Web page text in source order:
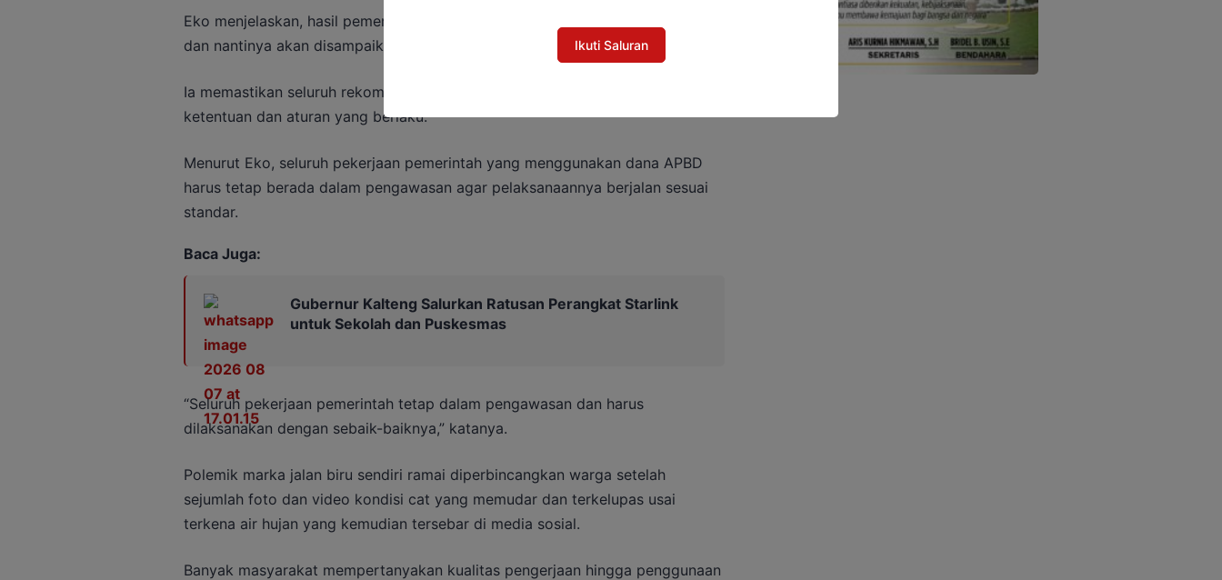
Eko menjelaskan, hasil pemeriksaan masih dalam tahap penyusunan laporan
dan nantinya akan disampaikan langsung kepada gubernur.
Ia memastikan seluruh rekomendasi yang diberikan nantinya tetap mengikuti
ketentuan dan aturan yang berlaku.
Menurut Eko, seluruh pekerjaan pemerintah yang menggunakan dana APBD
harus tetap berada dalam pengawasan agar pelaksanaannya berjalan sesuai
standar.
Baca Juga:
Gubernur Kalteng Salurkan Ratusan Perangkat Starlink
untuk Sekolah dan Puskesmas
“Seluruh pekerjaan pemerintah tetap dalam pengawasan dan harus
dilaksanakan dengan sebaik-baiknya,” katanya.
Polemik marka jalan biru sendiri ramai diperbincangkan warga setelah
sejumlah foto dan video kondisi cat yang memudar dan terkelupas usai
terkena air hujan yang kemudian tersebar di media sosial.
Banyak masyarakat mempertanyakan kualitas pengerjaan hingga penggunaan
Ikuti Saluran